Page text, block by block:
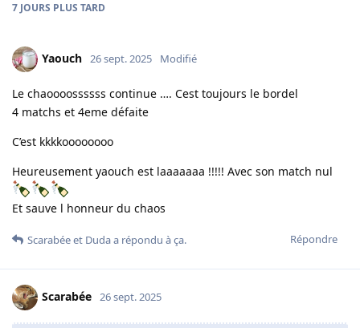
7 JOURS PLUS TARD
Yaouch 26 sept. 2025 Modifié
Le chaoooossssss continue …. Cest toujours le bordel
4 matchs et 4eme défaite
C’est kkkkoooooooo
Heureusement yaouch est laaaaaaa !!!!! Avec son match nul
Et sauve l honneur du chaos
Répondre
Scarabéeet Dudaa répondu à ça.
Scarabée 26 sept. 2025